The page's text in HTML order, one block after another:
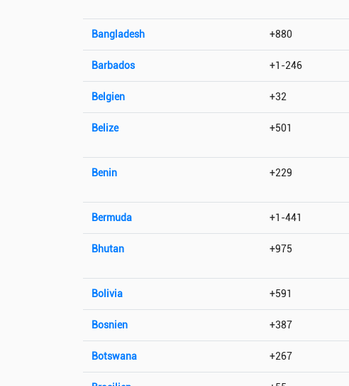
Bangladesh +880
Barbados +1-246
Belgien +32
Belize +501
Benin +229
Bermuda +1-441
Bhutan +975
Bolivia +591
Bosnien +387
Botswana +267